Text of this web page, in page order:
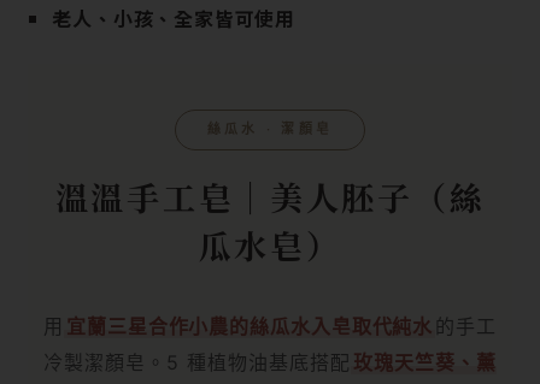
老人、小孩、全家皆可使用
絲瓜水 ‧ 潔顏皂
溫溫手工皂｜美人胚子（絲
瓜水皂）
用 宜蘭三星合作小農的絲瓜水入皂取代純水 的手工
冷製潔顏皂。5 種植物油基底搭配 玫瑰天竺葵、薰